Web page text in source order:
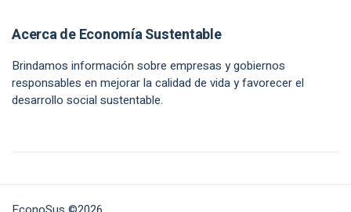
Acerca de Economía Sustentable
Brindamos información sobre empresas y gobiernos
responsables en mejorar la calidad de vida y favorecer el
desarrollo social sustentable.